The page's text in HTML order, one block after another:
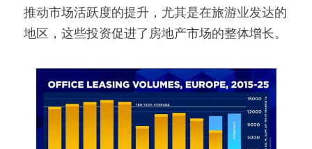
推动市场活跃度的提升，尤其是在旅游业发达的
地区，这些投资促进了房地产市场的整体增长。